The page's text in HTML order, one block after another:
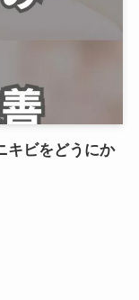
キビをどうにか